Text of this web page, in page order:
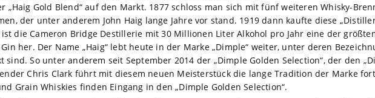
„Haig Gold Blend“ auf den Markt. 1877 schloss man sich mit fünf weiteren Whisky-
der unter anderem John Haig lange Jahre vor stand. 1919 dann kaufte diese
ist die Cameron Bridge Destillerie mit 30 Millionen Liter Alkohol pro Jahr eine der
her. Der Name „Haig“ lebt heute in der Marke „Dimple“ weiter, unter deren
So unter anderem seit September 2014 der „Dimple Golden Selection“, der den
Chris Clark führt mit diesem neuen Meisterstück die lange Tradition der Marke
Grain Whiskies finden Eingang in den „Dimple Golden Selection“.